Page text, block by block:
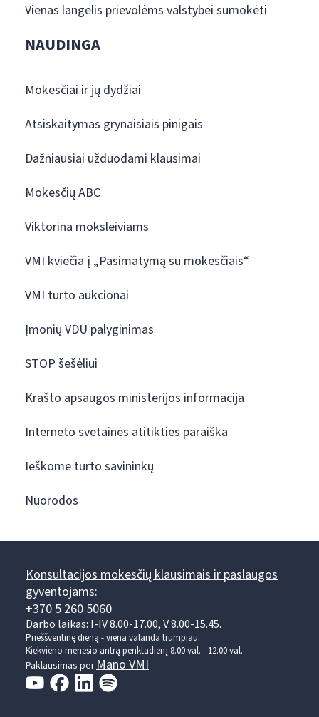
Vienas langelis prievolėms valstybei sumokėti
NAUDINGA
Mokesčiai ir jų dydžiai
Atsiskaitymas grynaisiais pinigais
Dažniausiai užduodami klausimai
Mokesčių ABC
Viktorina moksleiviams
VMI kviečia į „Pasimatymą su mokesčiais“
VMI turto aukcionai
Įmonių VDU palyginimas
STOP šešėliui
Krašto apsaugos ministerijos informacija
Interneto svetainės atitikties paraiška
Ieškome turto savininkų
Nuorodos
Konsultacijos mokesčių klausimais ir paslaugos
gyventojams:
+370 5 260 5060
Darbo laikas: I-IV 8.00-17.00, V 8.00-15.45.
Prieššventinę dieną - viena valanda trumpiau.
Kiekvieno mėnesio antrą penktadienį 8.00 val. - 12.00 val.
Paklausimas per Mano VMI